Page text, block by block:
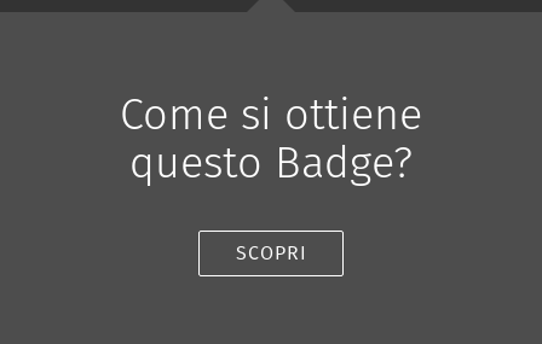
Come si ottiene
questo Badge?
SCOPRI